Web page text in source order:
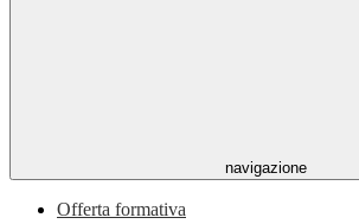
navigazione
Offerta formativa